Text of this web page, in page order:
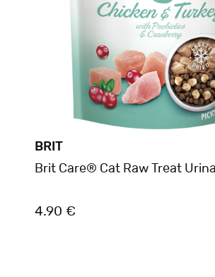
BRIT
Brit Care® Cat Raw Treat
4.90 €